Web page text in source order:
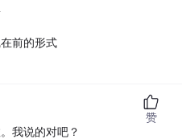
前的形式
我说的对吧？
赞